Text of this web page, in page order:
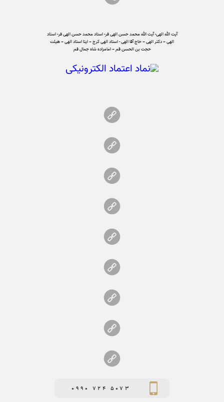
آیت الله الهی- آیت الله محمد حسن الهی فر- استاد محمد حسن الهی فر- استاد
الهی – دکتر الهی – حاج آقا الهی - استاد الهی کرج – ایتا استاد الهی – هیئت
حجت بن الحسن قم – امامزاده شاه جمال قم
0990 724 5073